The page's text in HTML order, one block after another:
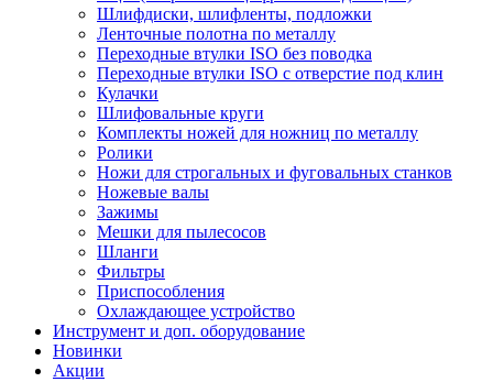
Шлифдиски, шлифленты, подложки
Ленточные полотна по металлу
Переходные втулки ISO без поводка
Переходные втулки ISO с отверстие под клин
Кулачки
Шлифовальные круги
Комплекты ножей для ножниц по металлу
Ролики
Ножи для строгальных и фуговальных станков
Ножевые валы
Зажимы
Мешки для пылесосов
Шланги
Фильтры
Приспособления
Охлаждающее устройство
Инструмент и доп. оборудование
Новинки
Акции